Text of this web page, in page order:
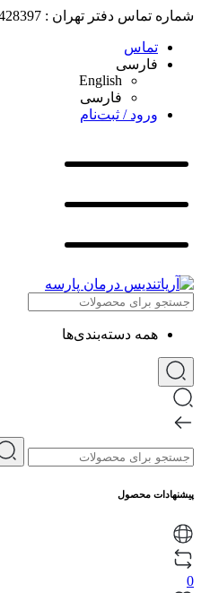
شماره تماس دفتر تهران : 02128428397
تماس
فارسی
English
فارسی
ورود / ثبت‌نام
همه دسته‌بندی‌ها
پیشنهادات محصول
0